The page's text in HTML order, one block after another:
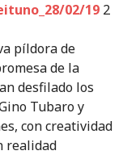
02/19 2
píldora de
de la
desfilado los
Tubaro y
con creatividad
realidad